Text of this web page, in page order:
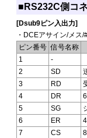
■RS232C側コ
[Dsub9ピン入出力]
・DCEアサイン/メス
ピン番号 信号名称
1
-
2
SD
3
RD
4
DR
5
SG
6
ER
7
CS